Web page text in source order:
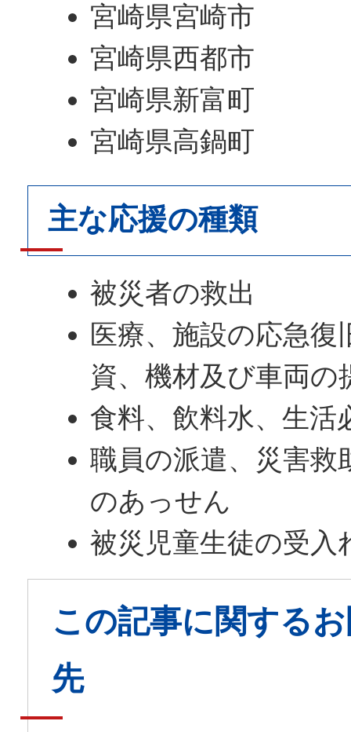
宮崎県宮崎市
宮崎県西都市
宮崎県新富町
宮崎県高鍋町
主な応援の種類
被災者の救出
医療、施設の応急復
資、機材及び車両の
食料、飲料水、生活
職員の派遣、災害救
のあっせん
被災児童生徒の受入
この記事に関する
先